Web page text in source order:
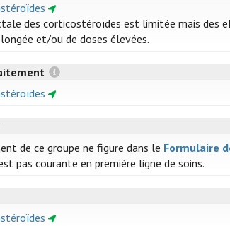
des corticostéroïdes est limitée mais des
et/ou de doses élevées.
de ce groupe ne figure dans le Formulaire
pas courante en première ligne de soins.